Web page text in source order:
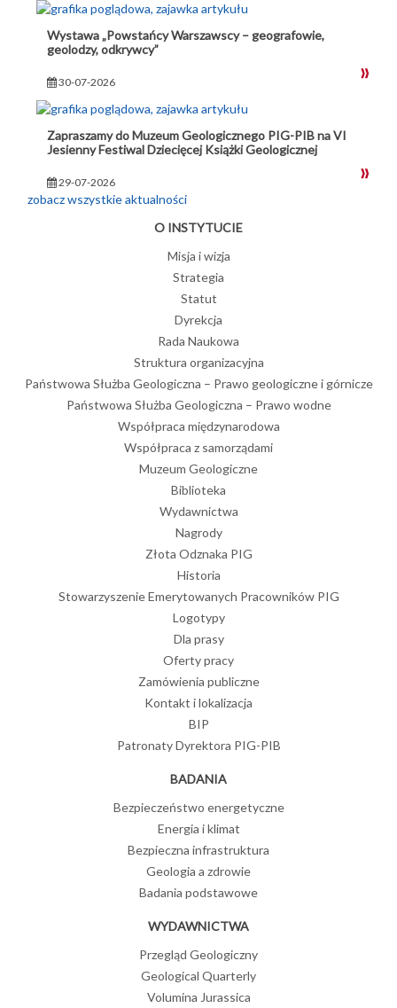
Wystawa „Powstańcy Warszawscy – geografowie,
geolodzy, odkrywcy”
30-07-2026
Zapraszamy do Muzeum Geologicznego PIG-PIB na VI
Jesienny Festiwal Dziecięcej Książki Geologicznej
29-07-2026
zobacz wszystkie aktualności
O INSTYTUCIE
Misja i wizja
Strategia
Statut
Dyrekcja
Rada Naukowa
Struktura organizacyjna
Państwowa Służba Geologiczna – Prawo geologiczne i górnicze
Państwowa Służba Geologiczna – Prawo wodne
Współpraca międzynarodowa
Współpraca z samorządami
Muzeum Geologiczne
Biblioteka
Wydawnictwa
Nagrody
Złota Odznaka PIG
Historia
Stowarzyszenie Emerytowanych Pracowników PIG
Logotypy
Dla prasy
Oferty pracy
Zamówienia publiczne
Kontakt i lokalizacja
BIP
Patronaty Dyrektora PIG-PIB
BADANIA
Bezpieczeństwo energetyczne
Energia i klimat
Bezpieczna infrastruktura
Geologia a zdrowie
Badania podstawowe
WYDAWNICTWA
Przegląd Geologiczny
Geological Quarterly
Volumina Jurassica